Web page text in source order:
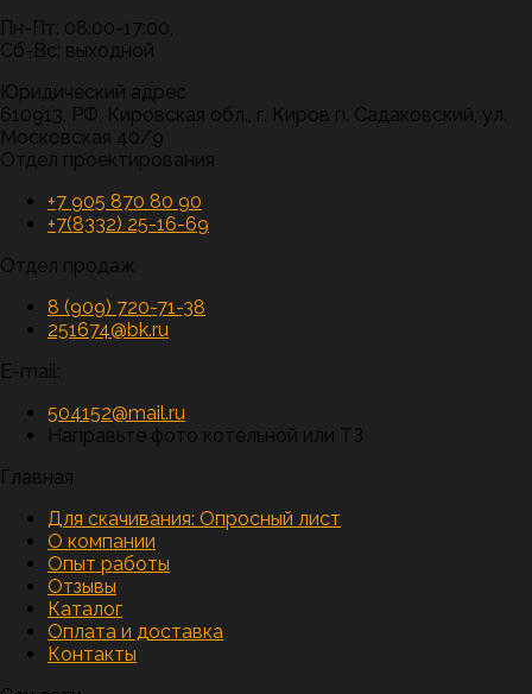
Пн-Пт: 08:00-17:00,
Сб-Вс: выходной
Юридический адрес
610913, РФ, Кировская обл., г. Киров п. Садаковский, ул.
Московская 40/9
Отдел проектирования
+7 905 870 80 90
+7(8332) 25-16-69
Отдел продаж
8 (909) 720-71-38
251674@bk.ru
E-mail:
504152@mail.ru
Направьте фото котельной или ТЗ
Главная
Для скачивания: Опросный лист
О компании
Опыт работы
Отзывы
Каталог
Оплата и доставка
Контакты